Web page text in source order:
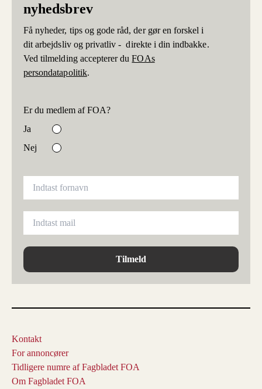
nyhedsbrev
Få nyheder, tips og gode råd, der gør en forskel i
dit arbejdsliv og privatliv - direkte i din indbakke.
Ved tilmelding accepterer duFOAs
persondatapolitik.
Er du medlem af FOA?
Ja
Nej
Tilmeld
Kontakt
For annoncører
Tidligere numre af Fagbladet FOA
Om Fagbladet FOA